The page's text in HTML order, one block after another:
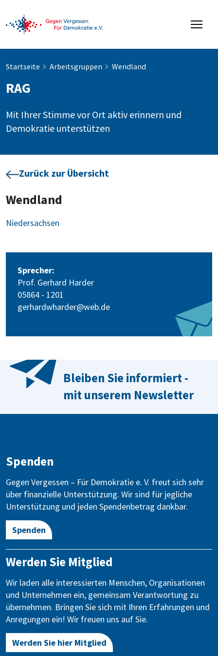
Startseite Arbeitsgruppen Wendland
RAG
Mit Ihrer Stimme vor Ort aktiv erinnern und
Demokratie unterstützen
Zurück zur Übersicht
Wendland
Niedersachsen
Sprecher:
Prof. Gerhard Harder
05864 - 1201
gerhardwharder@web.de
Bleiben Sie informiert -
mit unserem Newsletter
Spenden
Gegen Vergessen – Für Demokratie e. V. freut sich sehr
über finanzielle Unterstützung. Wir sind für jegliche
Unterstützung und jeden Spendenbetrag dankbar.
Spenden
Werden Sie Mitglied
Wir laden alle interessierten Menschen, Organisationen
und Unternehmen ein, gemeinsam Verantwortung zu
übernehmen. Bringen Sie sich mit Ihren Erfahrungen und
Anregungen ein! Wir freuen uns auf Sie.
Werden Sie hier Mitglied